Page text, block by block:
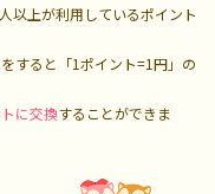
以上が利用しているポイント
をすると「1ポイント=1円」の
に交換することができま